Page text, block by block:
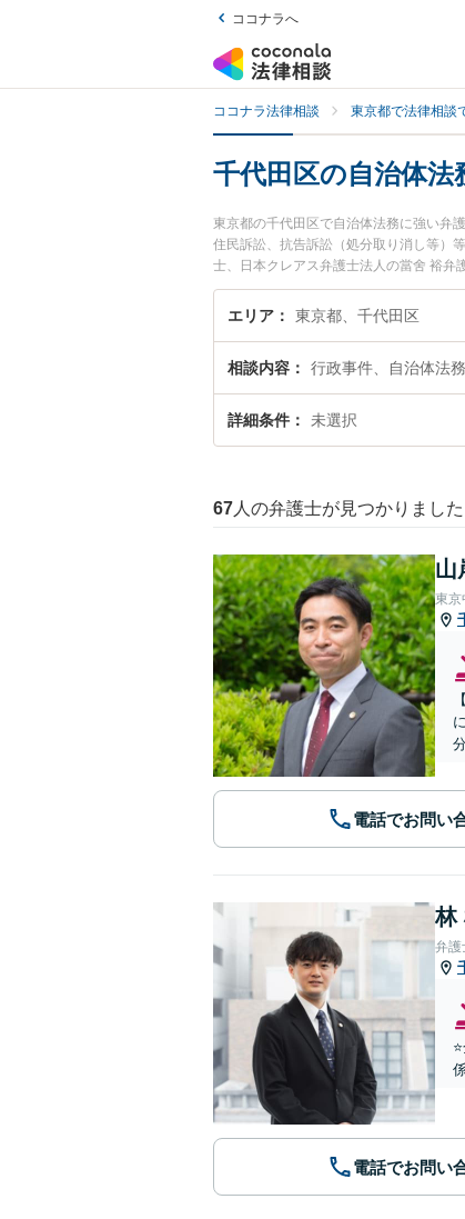
ココナラへ
ココナラ法律相談 東京都で法律相談
千代田区の自治体法
東京都の千代田区で自治体法務に強い弁
住民訴訟、抗告訴訟（処分取り消し等）
士、日本クレアス弁護士法人の當舍 裕弁
ぐに弁護士に相談したい』『自治体法務
たい』などでお困りの相談者さんにおすす
エリア 東京都、千代田区
相談内容 行政事件、自治体法務
詳細条件 未選択
67 人の弁護士が見つかりました
山
東京
電話でお問い
林
弁護
電話でお問い